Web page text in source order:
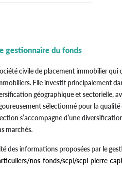
gestionnaire du fonds
civile de placement immobilier
Elle investit principalement
géographique et sectorielle,
sélectionné pour la
s’accompagne d’une
marchés.
des informations proposées par le
nos-fonds/scpi/scpi-pierre-